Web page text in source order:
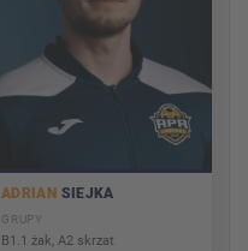
ADRIAN SIEJKA
GRUPY
B1.1 żak, A2 skrzat